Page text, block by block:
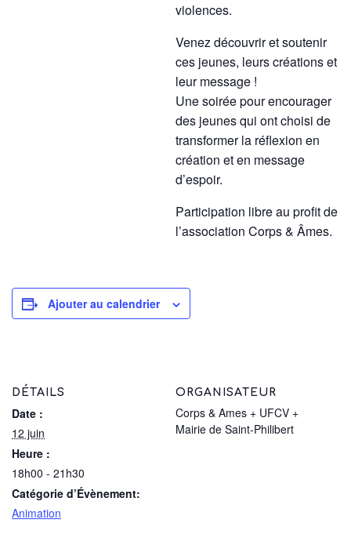
violences.
Venez découvrir et soutenir
ces jeunes, leurs créations et
leur message !
Une soirée pour encourager
des jeunes qui ont choisi de
transformer la réflexion en
création et en message
d’espoir.
Participation libre au profit de
l’association Corps & Âmes.
Ajouter au calendrier
DÉTAILS
Date :
12 juin
Heure :
18h00 - 21h30
Catégorie d’Évènement:
Animation
ORGANISATEUR
Corps & Ames + UFCV +
Mairie de Saint-Philibert